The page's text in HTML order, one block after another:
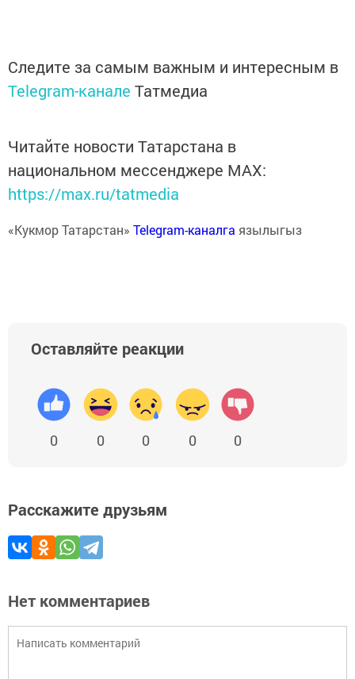
Следите за самым важным и интересным в
Telegram-канале Татмедиа
Читайте новости Татарстана в
национальном мессенджере MАХ:
https://max.ru/tatmedia
«Кукмор Татарстан» Telegram-каналга язылыгыз
Оставляйте реакции
0 0 0 0 0
Расскажите друзьям
Нет комментариев